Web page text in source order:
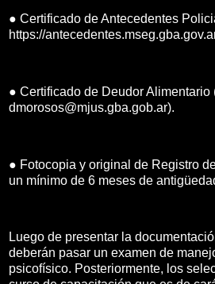
● Certificado de Antecedentes
https://
● Certificado de Deudor
dmorosos@mjus.gba.gob.ar).
● Fotocopia y original de Registro
un mínimo de 6 meses de
Luego de presentar la
deberán pasar un examen de
psicofísico. Posteriormente, los